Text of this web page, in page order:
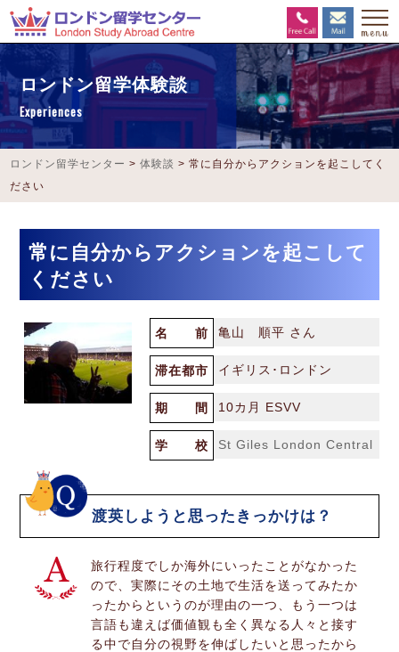
ロンドン留学体験談
Experiences
ロンドン留学センター >体験談 >常に自分からアクションを起こしてく
ださい
常に自分からアクションを起こして
ください
名 前 亀山 順平 さん
滞在都市 イギリス･ロンドン
期 間 10カ月 ESVV
学 校 St Giles London Central
渡英しようと思ったきっかけは？
旅行程度でしか海外にいったことがなかった
ので、実際にその土地で生活を送ってみたか
ったからというのが理由の一つ、もう一つは
言語も違えば価値観も全く異なる人々と接す
る中で自分の視野を伸ばしたいと思ったから